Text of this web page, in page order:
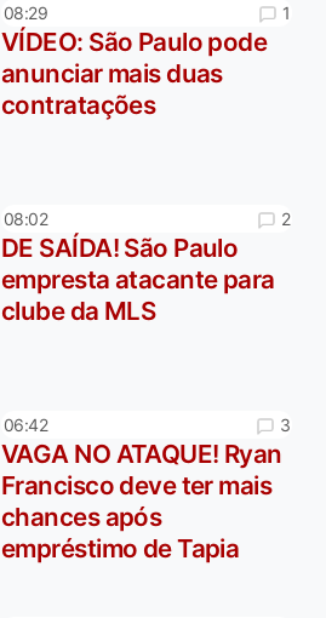
08:29 1
VÍDEO: São Paulo pode
anunciar mais duas
contratações
08:02 2
DE SAÍDA! São Paulo
empresta atacante para
clube da MLS
06:42 3
VAGA NO ATAQUE! Ryan
Francisco deve ter mais
chances após
empréstimo de Tapia